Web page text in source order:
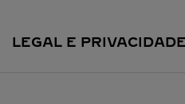
LEGAL E PRIVACIDADE